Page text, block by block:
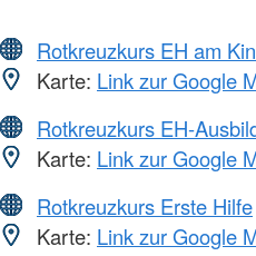
Rotkreuzkurs EH am
Karte: Link zur Google
Rotkreuzkurs EH-
Karte: Link zur Google
Rotkreuzkurs Erste Hilfe
Karte: Link zur Google